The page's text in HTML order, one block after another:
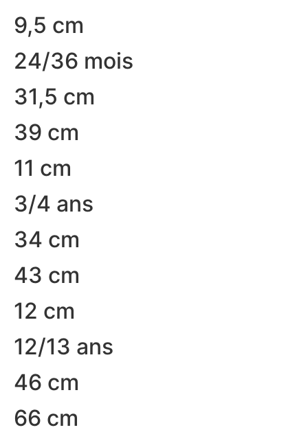
9,5 cm
24/36 mois
31,5 cm
39 cm
11 cm
3/4 ans
34 cm
43 cm
12 cm
12/13 ans
46 cm
66 cm